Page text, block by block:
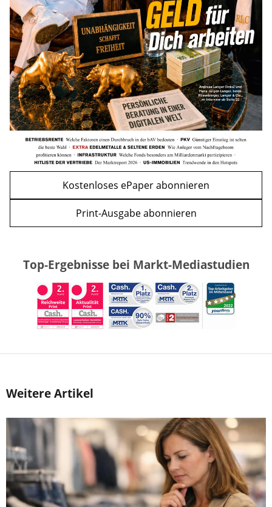
WEITERE ARTIKEL
zurückweiter
Apple-Aktie nach Quartalszahlen: Ist der
Kursrückgang jetzt eine Kaufchance?
mehr
Kostenloses ePaper abonnieren
Print-Ausgabe abonnieren
Top-Ergebnisse bei Markt-Mediastudien
Weitere Artikel